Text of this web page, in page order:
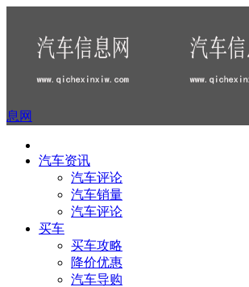
息网
汽车资讯
汽车评论
汽车销量
汽车评论
买车
买车攻略
降价优惠
汽车导购